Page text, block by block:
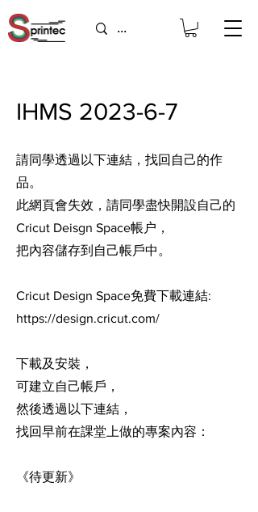
IHMS 2023-6-7
請同學透過以下連結，找回自己的作
品。
此網頁會失效，請同學盡快開設自己的
Cricut Deisgn Space帳户，
把內容儲存到自己帳戶中。
Cricut Design Space免費下載連結:
https://design.cricut.com/
下載及安裝，
可建立自己帳戶，
然後透過以下連結，
找回早前在課堂上做的專案內容：
​《待更新》